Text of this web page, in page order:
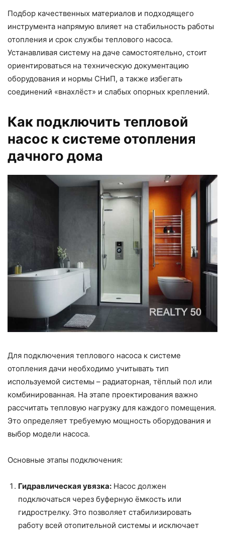
Подбор качественных материалов и подходящего
инструмента напрямую влияет на стабильность работы
отопления и срок службы теплового насоса.
Устанавливая систему на даче самостоятельно, стоит
ориентироваться на техническую документацию
оборудования и нормы СНиП, а также избегать
соединений «внахлёст» и слабых опорных креплений.
Как подключить тепловой
насос к системе отопления
дачного дома
Для подключения теплового насоса к системе
отопления дачи необходимо учитывать тип
используемой системы – радиаторная, тёплый пол или
комбинированная. На этапе проектирования важно
рассчитать тепловую нагрузку для каждого помещения.
Это определяет требуемую мощность оборудования и
выбор модели насоса.
Основные этапы подключения:
Гидравлическая увязка: Насос должен
подключаться через буферную ёмкость или
гидрострелку. Это позволяет стабилизировать
работу всей отопительной системы и исключает